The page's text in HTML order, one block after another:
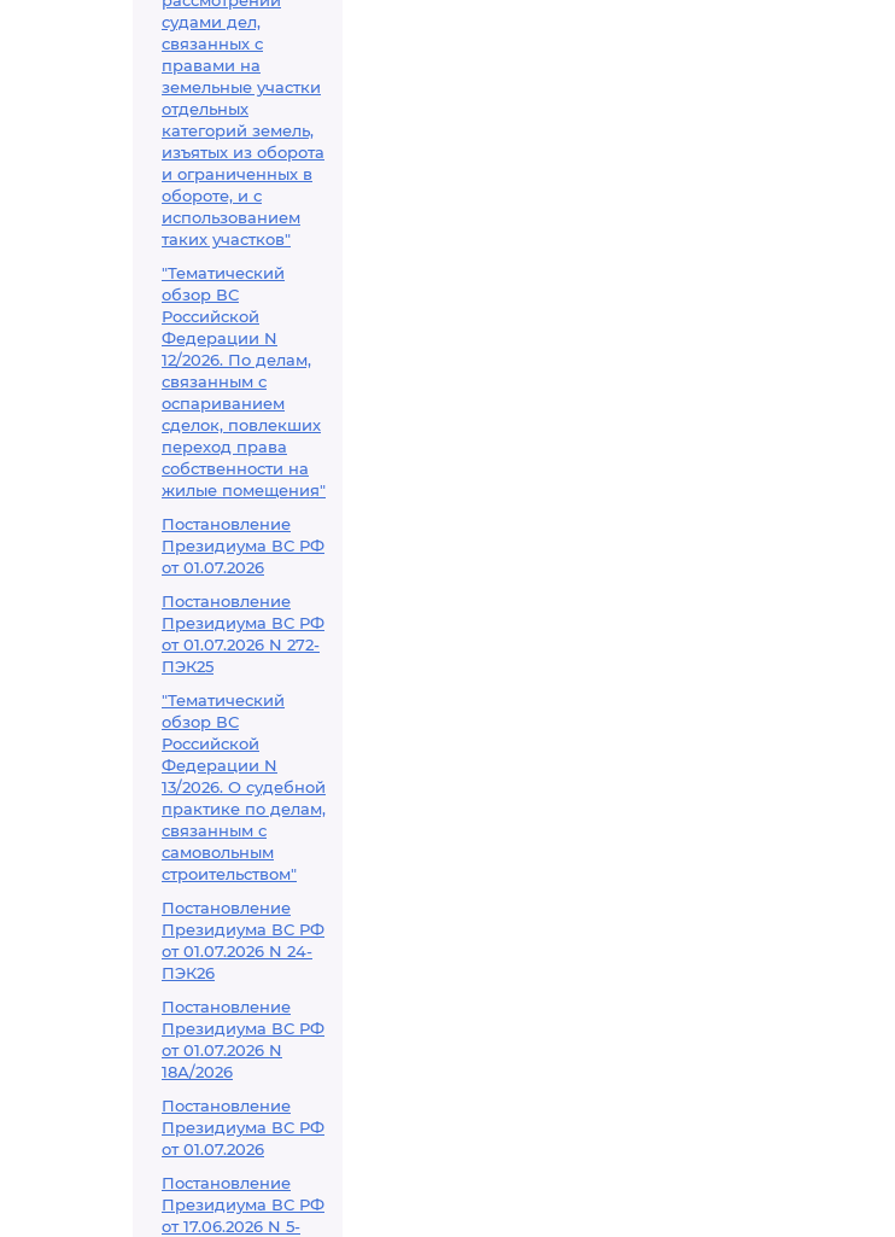
судами дел,
связанных с
правами на
земельные участки
отдельных
категорий земель,
изъятых из оборота
и ограниченных в
обороте, и с
использованием
таких участков"
"Тематический
обзор ВС
Российской
Федерации N
12/2026. По делам,
связанным с
оспариванием
сделок, повлекших
переход права
собственности на
жилые помещения"
Постановление
Президиума ВС РФ
от 01.07.2026
Постановление
Президиума ВС РФ
от 01.07.2026 N 272-
ПЭК25
"Тематический
обзор ВС
Российской
Федерации N
13/2026. О судебной
практике по делам,
связанным с
самовольным
строительством"
Постановление
Президиума ВС РФ
от 01.07.2026 N 24-
ПЭК26
Постановление
Президиума ВС РФ
от 01.07.2026 N
18А/2026
Постановление
Президиума ВС РФ
от 01.07.2026
Постановление
Президиума ВС РФ
от 17.06.2026 N 5-